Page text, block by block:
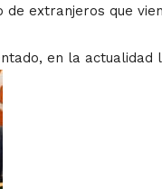
extranjeros que
en la actualidad